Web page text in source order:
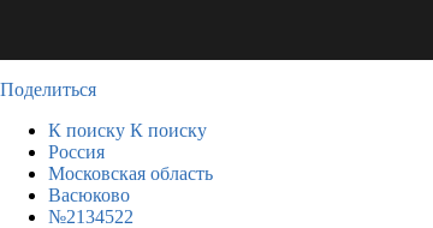
Поделиться
К поиску К поиску
Россия
Московская область
Васюково
№2134522